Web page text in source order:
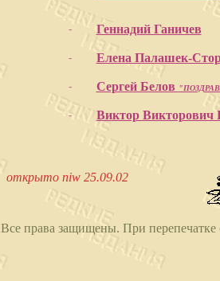
- Геннадий Ганичев
- Елена Палашек-
- Сергей Белов
- Виктор Викторович
открыто niw 25.09.02
Все права защищены. При перепечатке